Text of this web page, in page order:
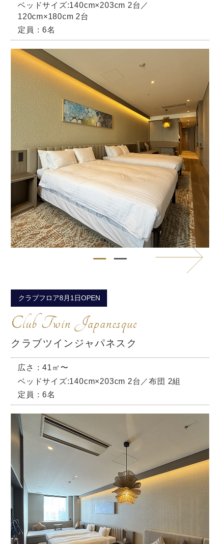
ベッドサイズ:140cm×203cm 2台／
120cm×180cm 2台
定員：6名
クラブフロア8月1日OPEN
Club Twin Japanesque
クラブツインジャパネスク
広さ：41㎡〜
ベッドサイズ:140cm×203cm 2台／布団 2組
定員：6名